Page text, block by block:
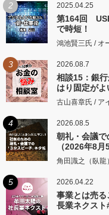
2 2025.04.25
第164回
で時短！
鴻池賢三氏 /
3 2026.08.7
相談15：銀
はり固定がよ
古山喜章氏 / ア
4 2026.08.5
朝礼・会議
（2026年8月
角田識之（臥龍
5 2026.04.22
事業とは売
長業ネクスト